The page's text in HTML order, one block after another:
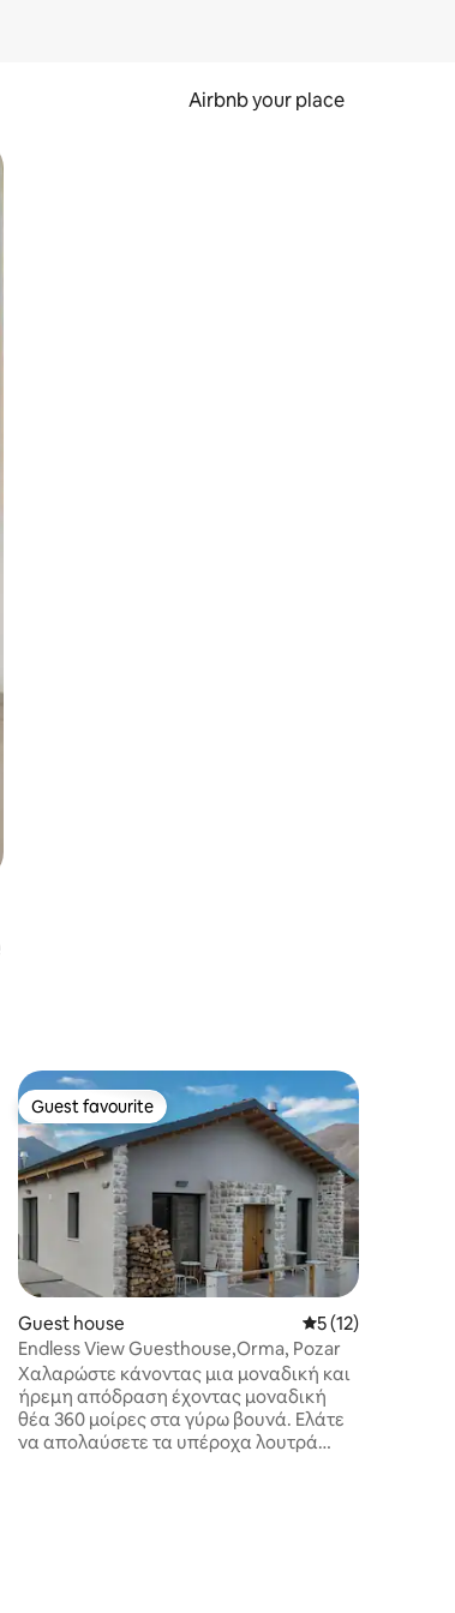
Airbnb your place
5 average rating, 6 reviews
Guest favourite
Guest favourite
Guest house 5 out of 5
5 (12)
Endless View Guesthouse,Orma, Pozar
Χαλαρώστε κάνοντας μια μοναδική και
ήρεμη απόδραση έχοντας μοναδική
θέα 360 μοίρες στα γύρω βουνά. Ελάτε
να απολαύσετε τα υπέροχα λουτρά